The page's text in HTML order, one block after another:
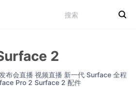
2
布会直播 视频直播 新一代 Surface 全程
Pro 2 Surface 2 配件